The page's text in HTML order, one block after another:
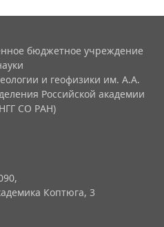
бюджетное учреждение
и геофизики им. А.А.
Российской академии
СО РАН)
Коптюга, 3